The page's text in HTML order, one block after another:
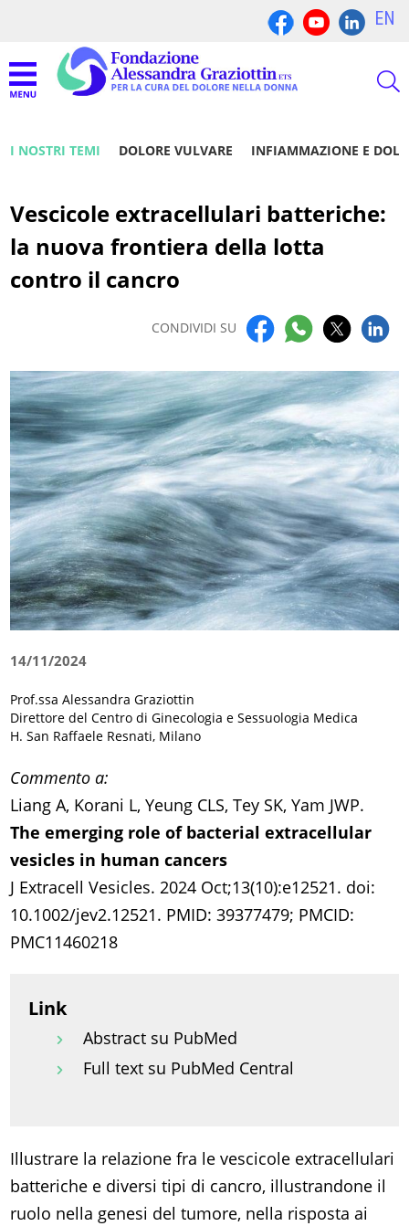
EN
I NOSTRI TEMI DOLORE VULVARE INFIAMMAZIONE E
Vescicole extracellulari batteriche:
la nuova frontiera della lotta
contro il cancro
CONDIVIDI SU
14/11/2024
Prof.ssa Alessandra Graziottin
Direttore del Centro di Ginecologia e Sessuologia Medica
H. San Raffaele Resnati, Milano
Commento a:
Liang A, Korani L, Yeung CLS, Tey SK, Yam JWP.
The emerging role of bacterial extracellular
vesicles in human cancers
J Extracell Vesicles. 2024 Oct;13(10):e12521. doi:
10.1002/jev2.12521. PMID: 39377479; PMCID:
PMC11460218
Link
Abstract su PubMed
Full text su PubMed Central
Illustrare la relazione fra le vescicole extracellulari
batteriche e diversi tipi di cancro, illustrandone il
ruolo nella genesi del tumore, nella risposta ai